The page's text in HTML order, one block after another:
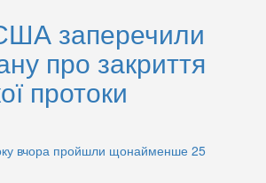
заперечили
про закриття
протоки